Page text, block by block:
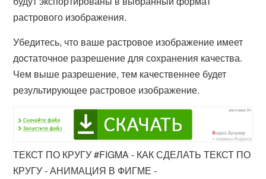
растрового изображения.
Убедитесь, что ваше растровое изображение имеет
достаточное разрешение для сохранения качества.
Чем выше разрешение, тем качественнее будет
результирующее растровое изображение.
ТЕКСТ ПО КРУГУ #FIGMA - КАК СДЕЛАТЬ ТЕКСТ ПО
КРУГУ - АНИМАЦИЯ В ФИГМЕ -